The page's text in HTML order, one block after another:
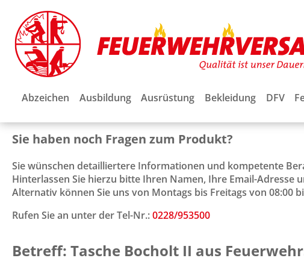
Abzeichen Ausbildung Ausrüstung Bekleidung DFV
Sie haben noch Fragen zum Produkt?
Sie wünschen detailliertere Informationen und kompetente
Hinterlassen Sie hierzu bitte Ihren Namen, Ihre Email-Adresse
Alternativ können Sie uns von Montags bis Freitags von 08:00
Rufen Sie an unter der Tel-Nr.:0228/953500
Betreff: Tasche Bocholt II aus